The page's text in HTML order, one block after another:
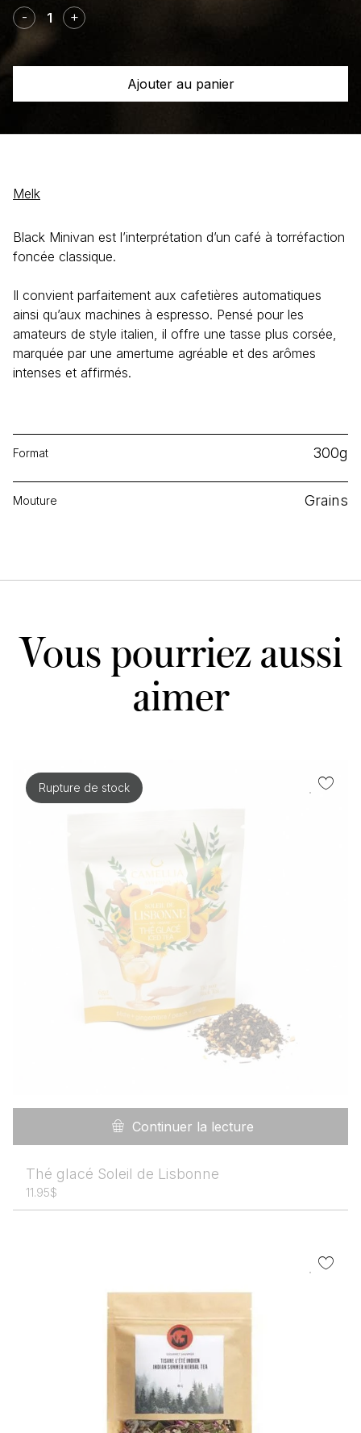
de
Black
Café
- +
Ajouter au panier
Melk
Black Minivan est l’interprétation d’un café à torréfaction
foncée classique.
Il convient parfaitement aux cafetières automatiques
ainsi qu’aux machines à espresso. Pensé pour les
amateurs de style italien, il offre une tasse plus corsée,
marquée par une amertume agréable et des arômes
intenses et affirmés.
Format 300g
Mouture Grains
Vous pourriez aussi
aimer
Rupture de stock
Continuer la lecture
Thé glacé Soleil de Lisbonne
11.95$